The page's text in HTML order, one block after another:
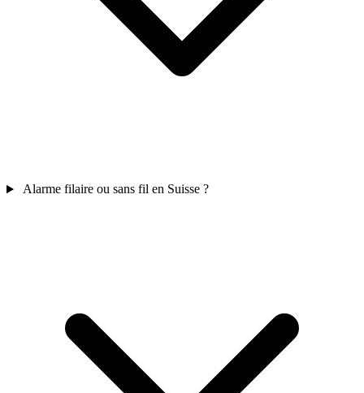
Alarme filaire ou sans fil en Suisse ?